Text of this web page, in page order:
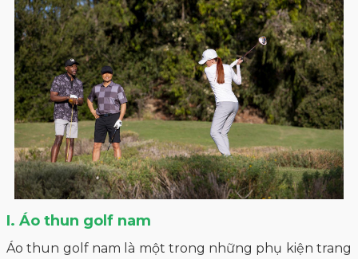
I. Áo thun golf nam
Áo thun golf nam là một trong những phụ kiện trang